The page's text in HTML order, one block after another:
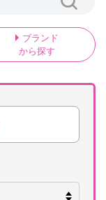
ブランド
から探す